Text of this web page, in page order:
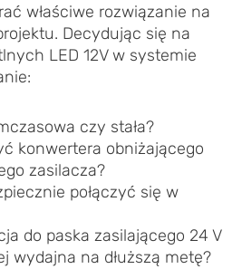
właściwe rozwiązanie na
Decydując się na
LED 12V w systemie
czy stała?
konwertera obniżającego
zasilacza?
połączyć się w
do paska zasilającego 24 V
wydajna na dłuższą metę?